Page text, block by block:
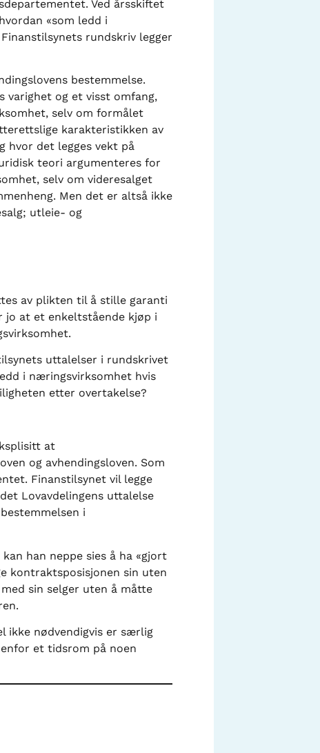
Ved årsskiftet
«som ledd i
rundskriv legger
bestemmelse.
varighet og et visst omfang,
selv om formålet
karakteristikken av
hvor det legges vekt på
teori argumenteres for
selv om videresalget
Men det er altså ikke
utleie- og
av plikten til å stille garanti
jo at et enkeltstående kjøp i
uttalelser i rundskrivet
i næringsvirksomhet hvis
etter overtakelse?
at
og avhendingsloven. Som
Finanstilsynet vil legge
Lovavdelingens uttalelse
i
han neppe sies å ha «gjort
kontraktsposisjonen sin uten
sin selger uten å måtte
ikke nødvendigvis er særlig
et tidsrom på noen